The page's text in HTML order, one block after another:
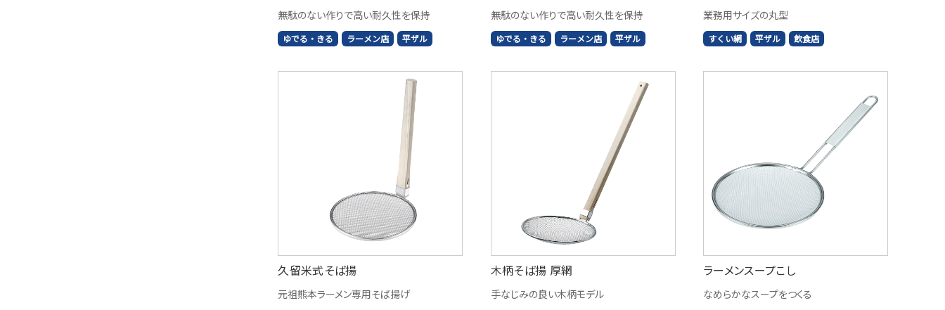
無駄のない作りで高い耐久性を保持
ゆでる・きる ラーメン店 平ザル
無駄のない作りで高い耐久性を保持
ゆでる・きる ラーメン店 平ザル
業務用サイズの丸型
すくい網 平ザル 飲食店
久留米式そば揚
元祖熊本ラーメン専用そば揚げ
木柄そば揚 厚網
手なじみの良い木柄モデル
ラーメンスープこし
なめらかなスープをつくる